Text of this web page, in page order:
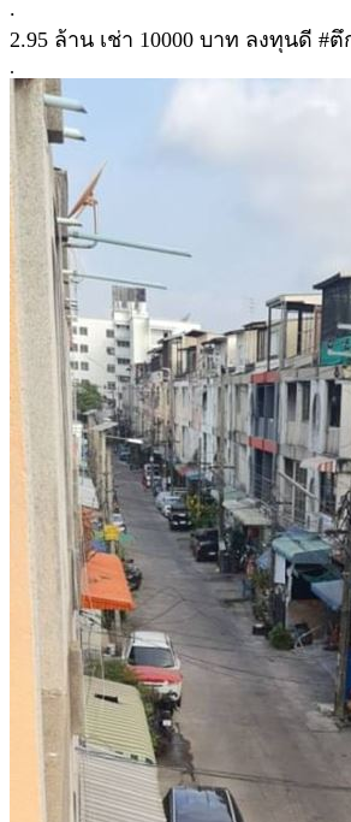
.
2.95 ล้าน เช่า 10000 บาท ลงทุนดี #
.